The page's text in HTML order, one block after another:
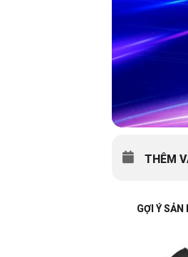
THÊM
GỢI Ý SẢN